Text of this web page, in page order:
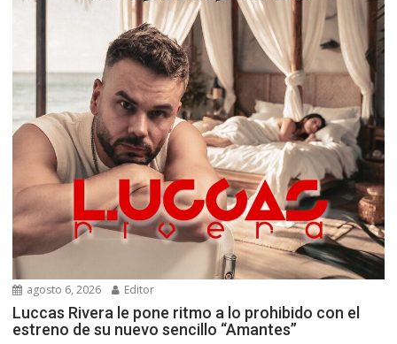
agosto 6, 2026 Editor
Luccas Rivera le pone ritmo a lo prohibido con el
estreno de su nuevo sencillo “Amantes”